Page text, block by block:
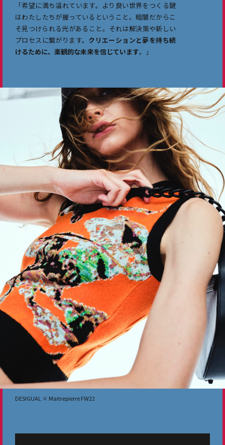
Top
⚫︎Contact ⚫︎Instagram
「希望に満ち溢れています。より良い世界をつくる鍵
はわたしたちが握っているということ。暗闇だからこ
そ見つけられる光があること。それは解決策や新しい
プロセスに繋がります。 クリエーションと夢を持ち続
けるために、楽観的な未来を信じています。」
DESIGUAL × Maitrepierre FW22